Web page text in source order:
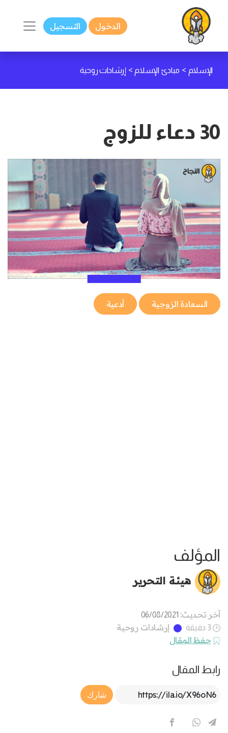
الدخول التسجيل
الإسلام > مبادئ الإسلام > إرشادات روحية
30 دعاء للزوج
السعادة الزوجية أدعية
المؤلف
هيئة التحرير
آخر تحديث: 06/08/2021
3 دقيقة
إرشادات روحية
حفظ المقال
رابط المقال
Article Link
شارك